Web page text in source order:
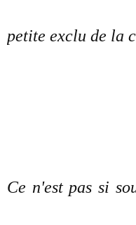
petite exclu de la
Ce n'est pas si